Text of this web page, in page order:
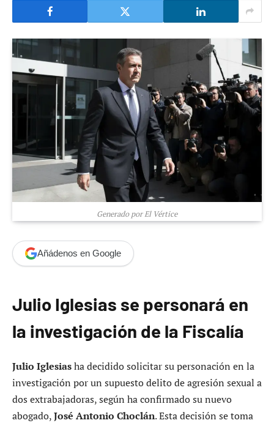
Generado por El Vértice
Añádenos en Google
Julio Iglesias se personará en
la investigación de la Fiscalía
Julio Iglesiasha decidido solicitar su personación en la
investigación por un supuesto delito de agresión sexual a
dos extrabajadoras, según ha confirmado su nuevo
abogado,José Antonio Choclán. Esta decisión se toma